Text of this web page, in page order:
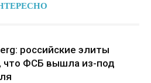
российские элиты
что ФСБ вышла из-под